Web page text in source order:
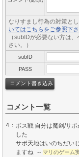
なりすまし行為の対策と
いてはこちらをご参照下
（subIDが必要ない方は
さい。）
subID
PASS
コメント一覧
4： ボス戦 自分は魔剣/サ
した
サポ天地はいのちだい
ますね
-- マリのゲーム